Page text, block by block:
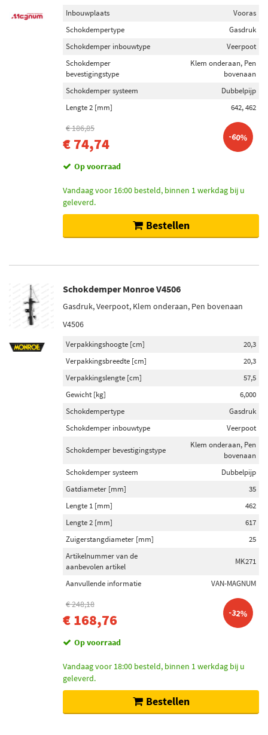
Inbouwplaats
Vooras
Schokdempertype
Gasdruk
Schokdemper inbouwtype
Veerpoot
Schokdemper
bevestigingstype
Klem onderaan, Pen
bovenaan
Schokdemper systeem
Dubbelpijp
Lengte 2 [mm]
642, 462
€ 186,85
€ 74,74 -60%
Op voorraad
Vandaag voor 16:00 besteld, binnen 1 werkdag bij u
geleverd.
Bestellen
Schokdemper Monroe V4506
Gasdruk, Veerpoot, Klem onderaan, Pen bovenaan
V4506
Verpakkingshoogte [cm]
20,3
Verpakkingsbreedte [cm]
20,3
Verpakkingslengte [cm]
57,5
Gewicht [kg]
6,000
Schokdempertype
Gasdruk
Schokdemper inbouwtype
Veerpoot
Schokdemper bevestigingstype
Klem onderaan, Pen
bovenaan
Schokdemper systeem
Dubbelpijp
Gatdiameter [mm]
35
Lengte 1 [mm]
462
Lengte 2 [mm]
617
Zuigerstangdiameter [mm]
25
Artikelnummer van de
aanbevolen artikel
MK271
Aanvullende informatie VAN-MAGNUM
€ 248,18
€ 168,76 -32%
Op voorraad
Vandaag voor 18:00 besteld, binnen 1 werkdag bij u
geleverd.
Bestellen